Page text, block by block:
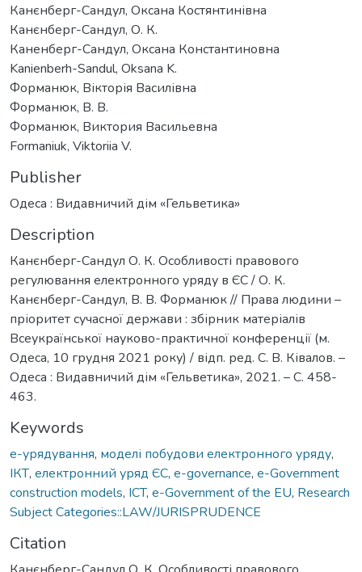
Канєнберг-Сандул, Оксана Костянтинівна
Канєнберг-Сандул, О. К.
Каненберг-Сандул, Оксана Константиновна
Kanienberh-Sandul, Oksana K.
Форманюк, Вікторія Василівна
Форманюк, В. В.
Форманюк, Виктория Васильевна
Formaniuk, Viktoriia V.
Publisher
Одеса : Видавничий дім «Гельветика»
Description
Канєнберг-Сандул О. К. Особливості правового
регулювання електронного уряду в ЄС / О. К.
Канєнберг-Сандул, В. В. Форманюк // Права людини –
пріоритет сучасної держави : збірник матеріалів
Всеукраїнської науково-практичної конференції (м.
Одеса, 10 грудня 2021 року) / відп. ред. С. В. Ківалов. –
Одеса : Видавничий дім «Гельветика», 2021. – С. 458-
463.
Keywords
е-урядування, моделі побудови електронного уряду,
ІКТ, електронний уряд ЄС, e-governance, e-Government
construction models, ICT, e-Government of the EU, Research
Subject Categories::LAW/JURISPRUDENCE
Citation